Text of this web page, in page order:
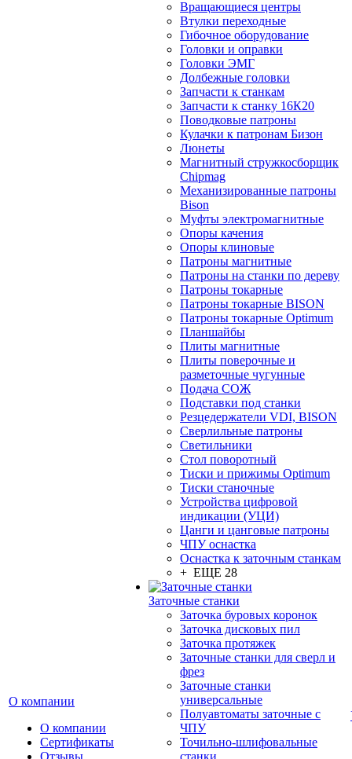
О компании
О компании
Сертификаты
Отзывы
Вращающиеся центры
Втулки переходные
Гибочное оборудование
Головки и оправки
Головки ЭМГ
Долбежные головки
Запчасти к станкам
Запчасти к станку 16К20
Поводковые патроны
Кулачки к патронам Бизон
Люнеты
Магнитный стружкосборщик
Chipmag
Механизированные патроны
Bison
Муфты электромагнитные
Опоры качения
Опоры клиновые
Патроны магнитные
Патроны на станки по дереву
Патроны токарные
Патроны токарные BISON
Патроны токарные Optimum
Планшайбы
Плиты магнитные
Плиты поверочные и
разметочные чугунные
Подача СОЖ
Подставки под станки
Резцедержатели VDI, BISON
Сверлильные патроны
Светильники
Стол поворотный
Тиски и прижимы Optimum
Тиски станочные
Устройства цифровой
индикации (УЦИ)
Цанги и цанговые патроны
ЧПУ оснастка
Оснастка к заточным станкам
+ ЕЩЕ 28
Заточные станки
Заточка буровых коронок
Заточка дисковых пил
Заточка протяжек
Заточные станки для сверл и
фрез
Заточные станки
универсальные
Полуавтоматы заточные с
ЧПУ
Точильно-шлифовальные
станки